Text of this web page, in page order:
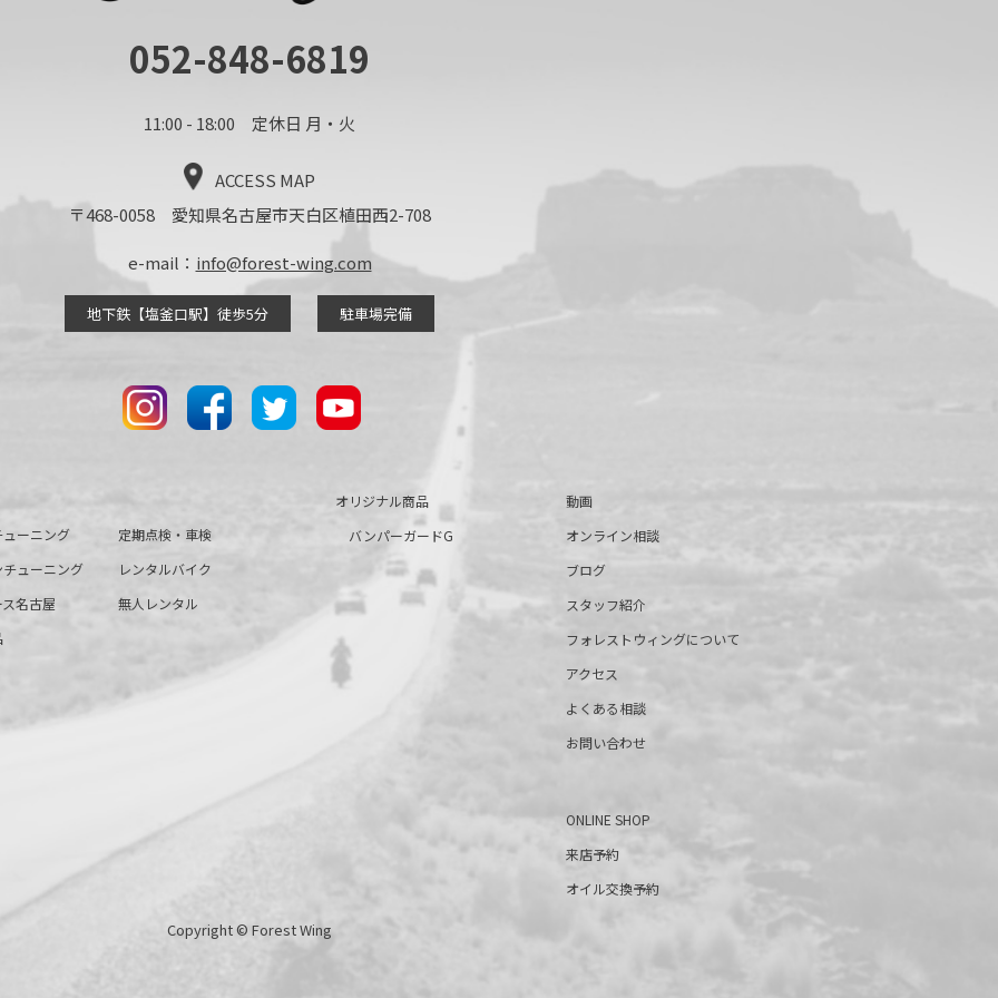
052-848-6819
11:00 - 18:00 定休日 月・火
ACCESS MAP
〒468-0058 愛知県名古屋市天白区植田西2-708
e-mail： info@forest-wing.com
地下鉄【塩釜口駅】徒歩5分 駐車場完備
ーニング
ューニング
名古屋
定期点検・車検
レンタルバイク
無人レンタル
オリジナル商品
バンパーガードG
動画
オンライン相談
ブログ
スタッフ紹介
フォレストウィングについて
アクセス
よくある相談
お問い合わせ
ONLINE SHOP
来店予約
オイル交換予約
Copyright © Forest Wing